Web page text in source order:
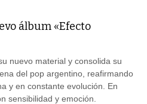
álbum «Efecto
nuevo material y consolida su
del pop argentino, reafirmando
y en constante evolución. En
sensibilidad y emoción.